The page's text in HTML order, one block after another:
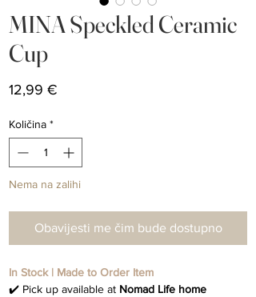
MINA Speckled Ceramic
Cup
12,99 €
Količina *
Nema na zalihi
Obavijesti me čim bude dostupno
In Stock | Made to Order Item
✔️ Pick up available at Nomad Life home